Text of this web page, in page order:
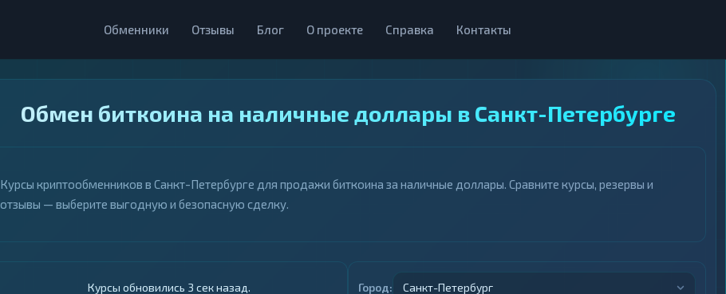
Обменники Отзывы Блог О проекте Справка Контакты
Обмен биткоина на наличные доллары в Санкт-Петербурге
Курсы криптообменников в Санкт-Петербурге для продажи биткоина за наличные доллары. Сравните курсы, резервы и
отзывы — выберите выгодную и безопасную сделку.
Курсы обновились 4 сек назад. Город: Санкт-Петербург